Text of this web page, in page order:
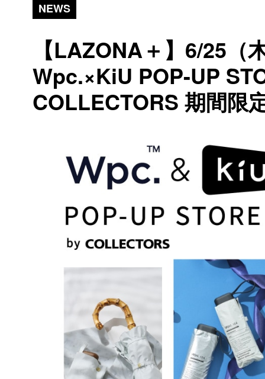
NEWS
【LAZONA＋】6/25（
Wpc.×KiU POP-UP
COLLECTORS 期間限